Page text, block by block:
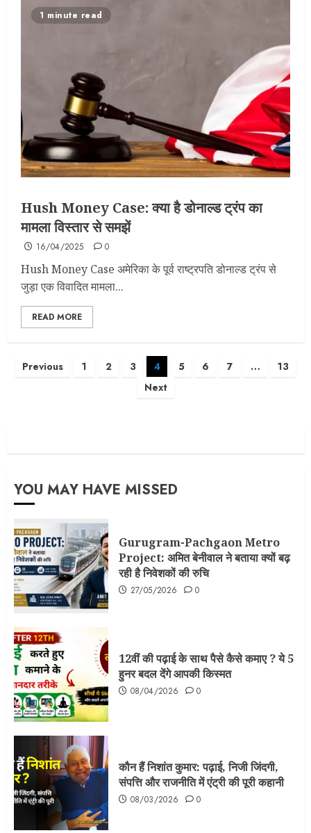
1 minute read
Hush Money Case: क्या है डोनाल्ड ट्रंप का
मामला विस्तार से समझें
16/04/2025 0
Hush Money Case अमेरिका के पूर्व राष्ट्रपति डोनाल्ड ट्रंप से
जुड़ा एक विवादित मामला...
READ MORE
Posts
Previous 1 2 3 4 5 6 7 …
13
Next
YOU MAY HAVE MISSED
Gurugram-Pachgaon Metro
Project: अमित बेनीवाल ने बताया क्यों बढ़
रही है निवेशकों की रुचि
27/05/2026 0
12वीं की पढ़ाई के साथ पैसे कैसे कमाए ? ये 5
हुनर बदल देंगे आपकी किस्मत
08/04/2026 0
कौन हैं निशांत कुमार: पढ़ाई, निजी जिंदगी,
संपत्ति और राजनीति में एंट्री की पूरी कहानी
08/03/2026 0